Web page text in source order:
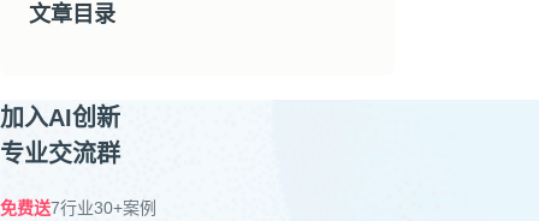
文章目录
加入AI创新
专业交流群
免费送7行业30+案例